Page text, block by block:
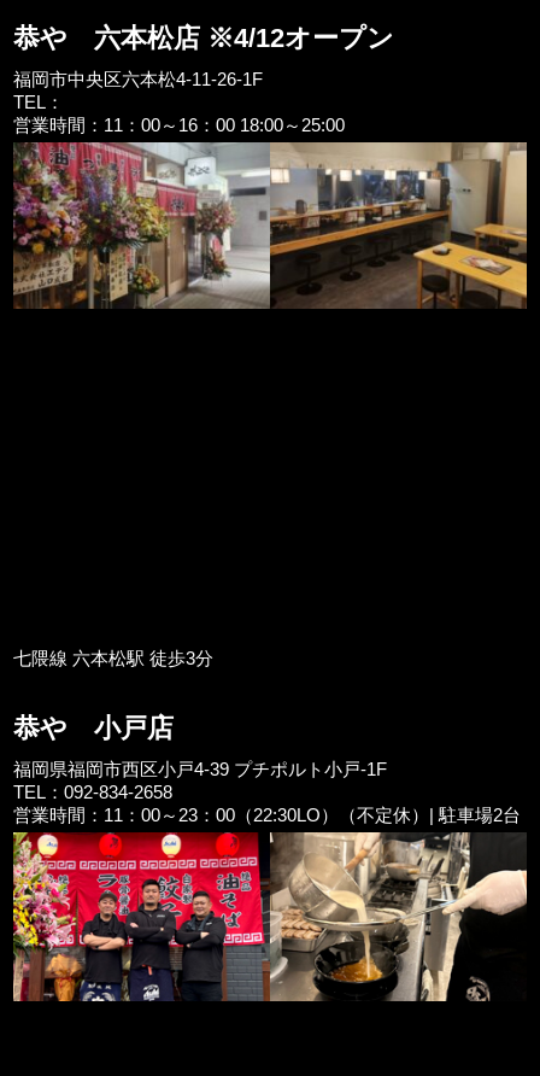
恭や 六本松店 ※4/12オープン
福岡市中央区六本松4-11-26-1F
TEL：
営業時間：11：00～16：00 18:00～25:00
七隈線 六本松駅 徒歩3分
恭や 小戸店
福岡県福岡市西区小戸4-39 プチポルト小戸-1F
TEL：092-834-2658
営業時間：11：00～23：00（22:30LO）（不定休）| 駐車場2台